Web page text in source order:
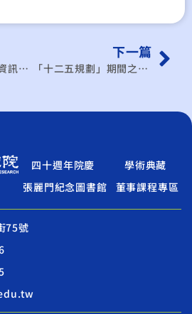
應回收電子電器暨資訊物品費率結構分析暨回收成效提升計畫
下一篇
「十二五規劃」期間之重大應用示範工程推動與中國大陸的國際產業科技合作
四十週年院慶
學術典藏
張麗門紀念圖書館
董事課程專區
75號